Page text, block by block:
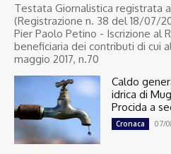
Testata Giornalistica registrata
(Registrazione n. 38 del 18/07/
Pier Paolo Petino - Iscrizione al
beneficiaria dei contributi di cui
maggio 2017, n.70
Caldo
idrica di
Procida a
Cronaca 07/